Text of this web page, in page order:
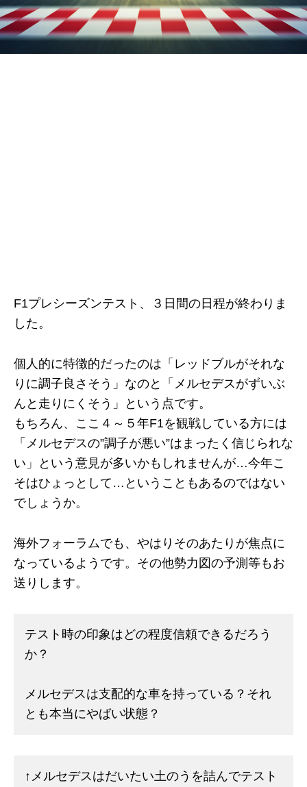
F1プレシーズンテスト、３日間の日程が終わりま
した。
個人的に特徴的だったのは「レッドブルがそれな
りに調子良さそう」なのと「メルセデスがずいぶ
んと走りにくそう」という点です。
もちろん、ここ４～５年F1を観戦している方には
「メルセデスの”調子が悪い”はまったく信じられな
い」という意見が多いかもしれませんが…今年こ
そはひょっとして…ということもあるのではない
でしょうか。
海外フォーラムでも、やはりそのあたりが焦点に
なっているようです。その他勢力図の予測等もお
送りします。
テスト時の印象はどの程度信頼できるだろう
か？
メルセデスは支配的な車を持っている？それ
とも本当にやばい状態？
↑メルセデスはだいたい土のうを詰んでテスト